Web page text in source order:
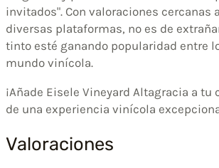
invitados". Con valoraciones cercanas
diversas plataformas, no es de
tinto esté ganando popularidad entre
mundo vinícola.
¡Añade Eisele Vineyard Altagracia a
de una experiencia vinícola
Valoraciones